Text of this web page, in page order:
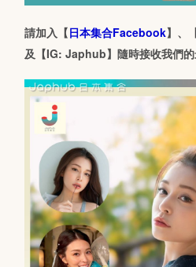
請加入【日本集合Facebook】、
及【IG: Japhub】隨時接收我們的